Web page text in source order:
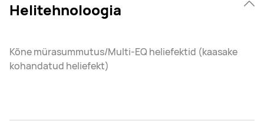
Helitehnoloogia
Kõne mürasummutus/Multi-EQ heliefektid (kaasake
kohandatud heliefekt)